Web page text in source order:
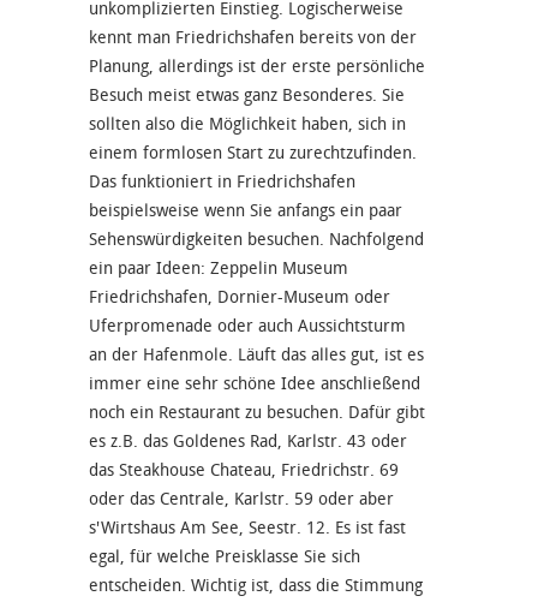
unkomplizierten Einstieg. Logischerweise
kennt man Friedrichshafen bereits von der
Planung, allerdings ist der erste persönliche
Besuch meist etwas ganz Besonderes. Sie
sollten also die Möglichkeit haben, sich in
einem formlosen Start zu zurechtzufinden.
Das funktioniert in Friedrichshafen
beispielsweise wenn Sie anfangs ein paar
Sehenswürdigkeiten besuchen. Nachfolgend
ein paar Ideen: Zeppelin Museum
Friedrichshafen, Dornier-Museum oder
Uferpromenade oder auch Aussichtsturm
an der Hafenmole. Läuft das alles gut, ist es
immer eine sehr schöne Idee anschließend
noch ein Restaurant zu besuchen. Dafür gibt
es z.B. das Goldenes Rad, Karlstr. 43 oder
das Steakhouse Chateau, Friedrichstr. 69
oder das Centrale, Karlstr. 59 oder aber
s'Wirtshaus Am See, Seestr. 12. Es ist fast
egal, für welche Preisklasse Sie sich
entscheiden. Wichtig ist, dass die Stimmung